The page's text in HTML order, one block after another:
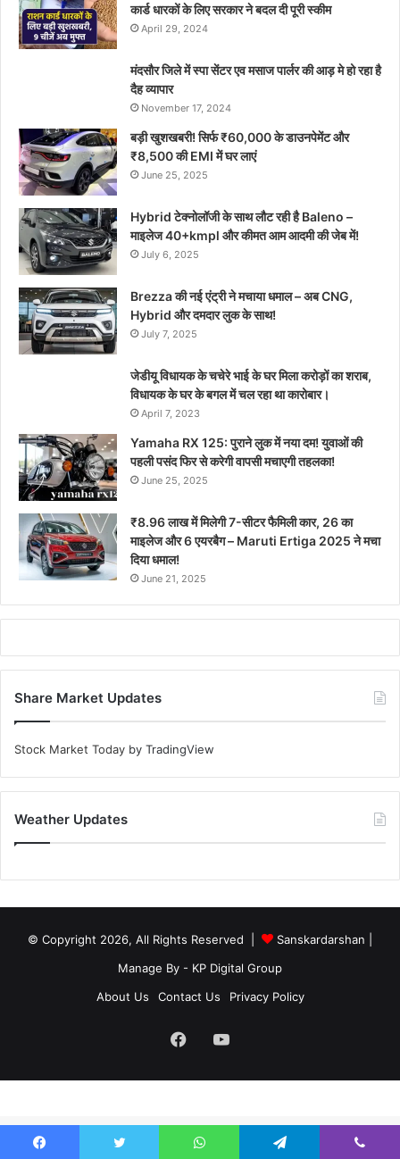
कार्ड धारकों के लिए सरकार ने बदल दी पूरी स्कीम
April 29, 2024
मंदसौर जिले में स्पा सेंटर एव मसाज पार्लर की आड़ मे हो रहा है
दैह व्यापार
November 17, 2024
बड़ी खुशखबरी! सिर्फ ₹60,000 के डाउनपेमेंट और
₹8,500 की EMI में घर लाएं
June 25, 2025
Hybrid टेक्नोलॉजी के साथ लौट रही है Baleno –
माइलेज 40+kmpl और कीमत आम आदमी की जेब में!
July 6, 2025
Brezza की नई एंट्री ने मचाया धमाल – अब CNG,
Hybrid और दमदार लुक के साथ!
July 7, 2025
जेडीयू विधायक के चचेरे भाई के घर मिला करोड़ों का शराब,
विधायक के घर के बगल में चल रहा था कारोबार।
April 7, 2023
Yamaha RX 125: पुराने लुक में नया दम! युवाओं की
पहली पसंद फिर से करेगी वापसी मचाएगी तहलका!
June 25, 2025
₹8.96 लाख में मिलेगी 7-सीटर फैमिली कार, 26 का
माइलेज और 6 एयरबैग – Maruti Ertiga 2025 ने मचा
दिया धमाल!
June 21, 2025
Share Market Updates
Stock Market Today by TradingView
Weather Updates
© Copyright 2026, All Rights Reserved | Sanskardarshan
Manage By - KP Digital Group
About Us
Contact Us Privacy Policy
FacebookYouTube
margin-bottom: 40px;}